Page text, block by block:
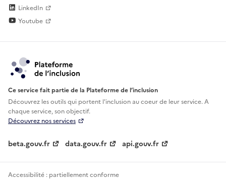
LinkedIn
Youtube
Ce service fait partie de la Plateforme de l’inclusion
Découvrez les outils qui portent l'inclusion aucoeur de leur service. A
chaque service, son objectif.
Découvrez nos services
beta.gouv.fr data.gouv.fr api.gouv.fr
Accessibilité : partiellement conforme